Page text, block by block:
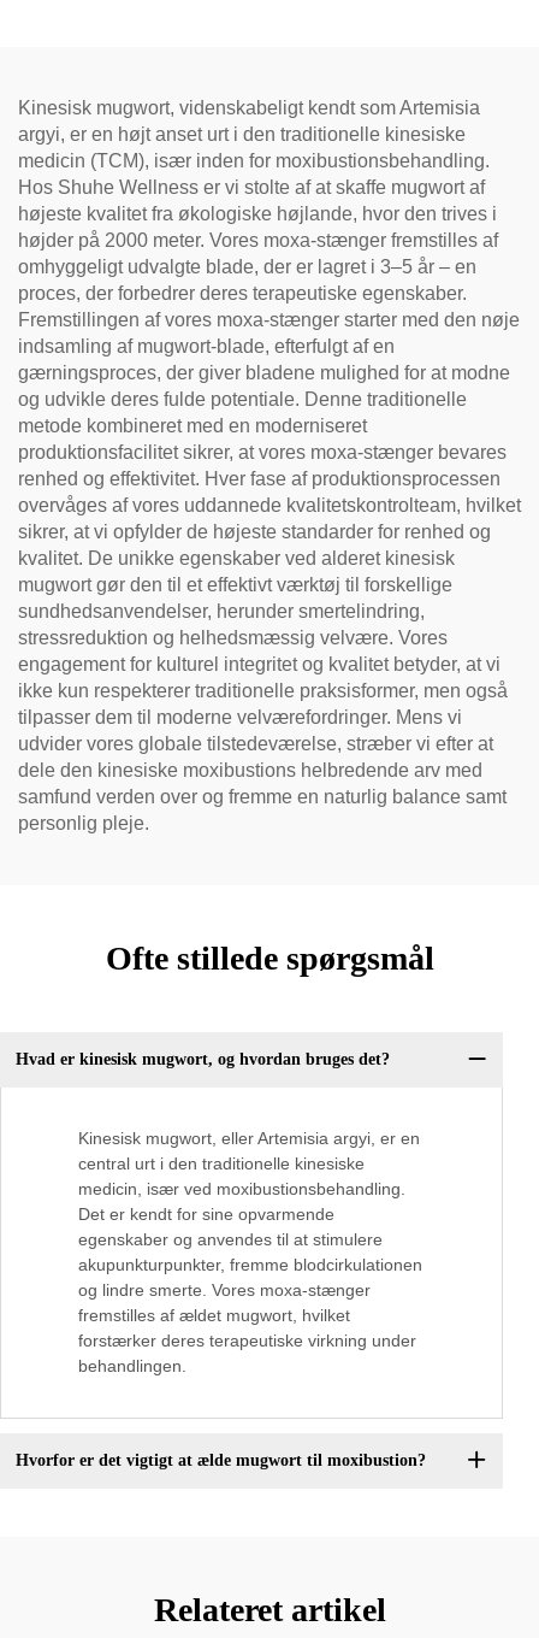
Kinesisk mugwort, videnskabeligt kendt som Artemisia
argyi, er en højt anset urt i den traditionelle kinesiske
medicin (TCM), især inden for moxibustionsbehandling.
Hos Shuhe Wellness er vi stolte af at skaffe mugwort af
højeste kvalitet fra økologiske højlande, hvor den trives i
højder på 2000 meter. Vores moxa-stænger fremstilles af
omhyggeligt udvalgte blade, der er lagret i 3–5 år – en
proces, der forbedrer deres terapeutiske egenskaber.
Fremstillingen af vores moxa-stænger starter med den nøje
indsamling af mugwort-blade, efterfulgt af en
gærningsproces, der giver bladene mulighed for at modne
og udvikle deres fulde potentiale. Denne traditionelle
metode kombineret med en moderniseret
produktionsfacilitet sikrer, at vores moxa-stænger bevares
renhed og effektivitet. Hver fase af produktionsprocessen
overvåges af vores uddannede kvalitetskontrolteam, hvilket
sikrer, at vi opfylder de højeste standarder for renhed og
kvalitet. De unikke egenskaber ved alderet kinesisk
mugwort gør den til et effektivt værktøj til forskellige
sundhedsanvendelser, herunder smertelindring,
stressreduktion og helhedsmæssig velvære. Vores
engagement for kulturel integritet og kvalitet betyder, at vi
ikke kun respekterer traditionelle praksisformer, men også
tilpasser dem til moderne velværefordringer. Mens vi
udvider vores globale tilstedeværelse, stræber vi efter at
dele den kinesiske moxibustions helbredende arv med
samfund verden over og fremme en naturlig balance samt
personlig pleje.
Ofte stillede spørgsmål
Hvad er kinesisk mugwort, og hvordan bruges det?
Kinesisk mugwort, eller Artemisia argyi, er en
central urt i den traditionelle kinesiske
medicin, især ved moxibustionsbehandling.
Det er kendt for sine opvarmende
egenskaber og anvendes til at stimulere
akupunkturpunkter, fremme blodcirkulationen
og lindre smerte. Vores moxa-stænger
fremstilles af ældet mugwort, hvilket
forstærker deres terapeutiske virkning under
behandlingen.
Hvorfor er det vigtigt at ælde mugwort til moxibustion?
Relateret artikel